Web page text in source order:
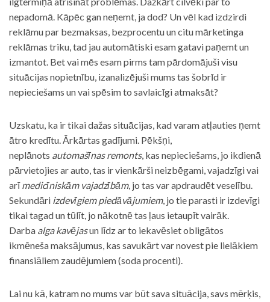
nepadomā. Kāpēc gan neņemt, ja dod? Un vēl kad izdzirdi
reklāmu par bezmaksas, bezprocentu un citu mārketinga
reklāmas triku, tad jau automātiski esam gatavi paņemt un
izmantot. Bet vai mēs esam pirms tam pārdomājuši visu
situācijas nopietnību, izanalizējuši mums tas šobrīd ir
nepieciešams un vai spēsim to savlaicīgi atmaksāt?
Uzskatu, ka ir tikai dažas situācijas, kad varam atļauties ņemt
ātro kredītu. Ārkārtas gadījumi. Pēkšņi,
neplānots automašīnas remonts, kas nepieciešams, jo ikdienā
pārvietojies ar auto, tas ir vienkārši neizbēgami, vajadzīgi vai
arīmedicīniskām vajadzībām, jo tas var apdraudēt veselību.
Sekundāri izdevīgiem piedāvājumiem, jo tie parasti ir izdevīgi
tikai tagad un tūlīt, jo nākotnē tas ļaus ietaupīt vairāk.
Darba alga kavējasun līdz ar to iekavēsiet obligātos
ikmēneša maksājumus, kas savukārt var novest pie lielākiem
finansiāliem zaudējumiem (soda procenti).
Lai nu kā, katram no mums var būt sava situācija, savs mērķis,